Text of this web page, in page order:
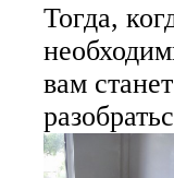
Тогда,
вам